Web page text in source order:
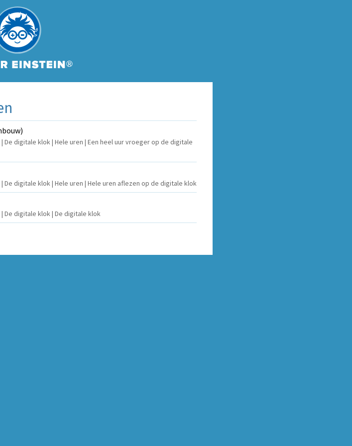
digitale klok | Hele uren | Een heel uur vroeger op de digitale
digitale klok | Hele uren | Hele uren aflezen op de digitale klok
De digitale klok | De digitale klok